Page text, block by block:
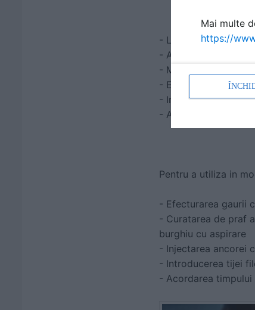
- La selectarea
- Adancimea la care
- Materialul de baza
- Elementele de
- Instalarea si
- Anotimpul /
Pentru a utiliza in
- Efecturarea gaurii
- Curatarea de praf
burghiu cu aspirare
- Injectarea ancorei
- Introducerea tijei
- Acordarea timpului
Mai multe
https://